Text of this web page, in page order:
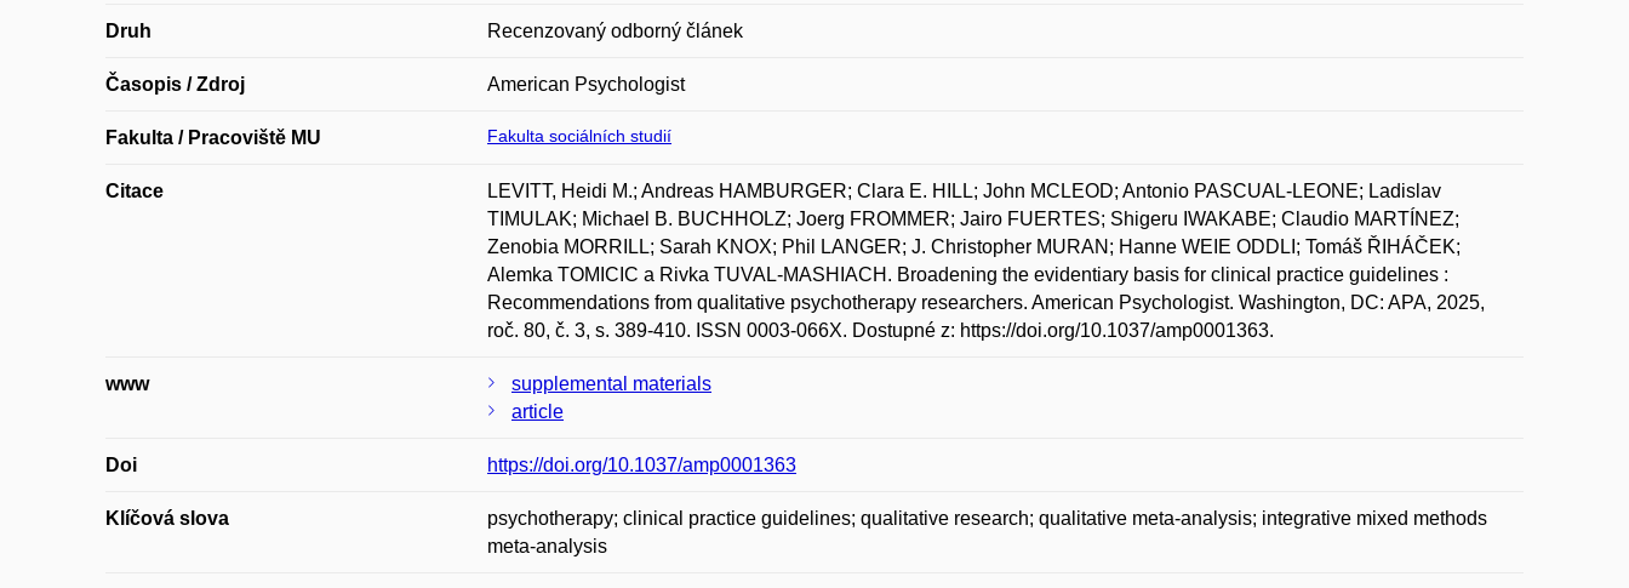
Druh Recenzovaný odborný článek
Časopis / Zdroj American Psychologist
Fakulta / Pracoviště MU Fakulta sociálních studií
Citace
LEVITT, Heidi M.; Andreas HAMBURGER; Clara E. HILL; John MCLEOD; Antonio PASCUAL-LEONE; Ladislav
TIMULAK; Michael B. BUCHHOLZ; Joerg FROMMER; Jairo FUERTES; Shigeru IWAKABE; Claudio MARTÍNEZ;
Zenobia MORRILL; Sarah KNOX; Phil LANGER; J. Christopher MURAN; Hanne WEIE ODDLI; Tomáš ŘIHÁČEK;
Alemka TOMICIC a Rivka TUVAL-MASHIACH. Broadening the evidentiary basis for clinical practice guidelines :
Recommendations from qualitative psychotherapy researchers. American Psychologist. Washington, DC: APA, 2025,
roč. 80, č. 3, s. 389-410. ISSN 0003-066X. Dostupné z: https://doi.org/10.1037/amp0001363.
www
supplemental materials
article
Doi https://doi.org/10.1037/amp0001363
Klíčová slova
psychotherapy; clinical practice guidelines; qualitative research; qualitative meta-analysis; integrative mixed methods
meta-analysis